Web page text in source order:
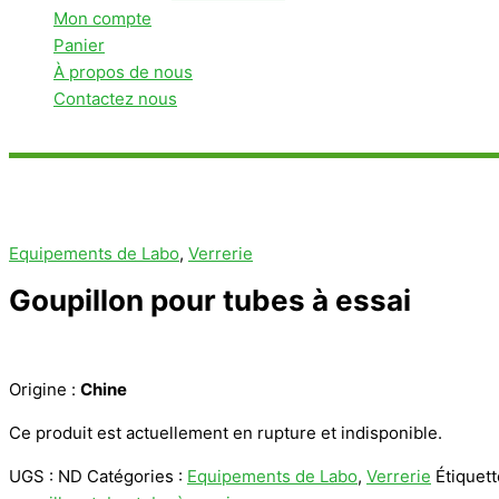
Mon compte
Panier
À propos de nous
Contactez nous
Equipements de Labo, Verrerie
Goupillon pour tubes à essai
Origine : Chine
Ce produit est actuellement en rupture et indisponible.
UGS : ND Catégories : Equipements de Labo, Verrerie